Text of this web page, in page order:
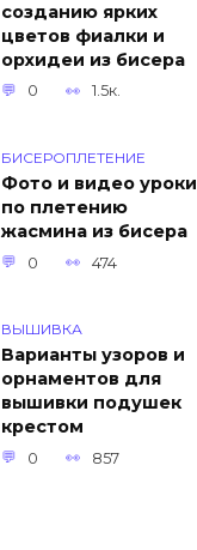
созданию ярких
цветов фиалки и
орхидеи из бисера
0 1.5к.
БИСЕРОПЛЕТЕНИЕ
Фото и видео уроки
по плетению
жасмина из бисера
0 474
ВЫШИВКА
Варианты узоров и
орнаментов для
вышивки подушек
крестом
0 857